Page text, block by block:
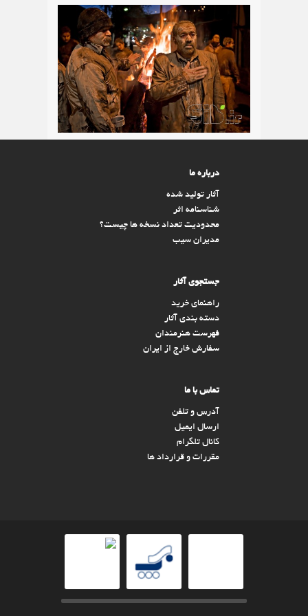
درباره ما
آثار تولید شده
شناسنامه اثر
محدودیت تعداد نسخه ها چیست؟
مدیران سیب
جستجوی آثار
راهنمای خرید
دسته بندی آثار
فهرست هنرمندان
سفارش خارج از ایران
تماس با ما
آدرس و تلفن
ارسال ایمیل
کانال تلگرام
مقررات و قرارداد ها